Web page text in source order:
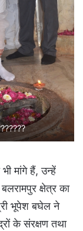
मांगे हैं, उन्हें
क्षेत्र का
भूपेश बघेल ने
के संरक्षण तथा